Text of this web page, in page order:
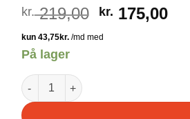
kr.219,00 Den
oprindelige
pris
kr. 175,00Den
På lager
DENVER ACT-320SILVERMK2 antal